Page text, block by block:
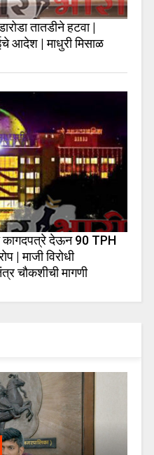
तातडीने हटवा |
आदेश | माधुरी मिसाळ
देऊन 90 TPH
| माजी विरोधी
चौकशीची मागणी